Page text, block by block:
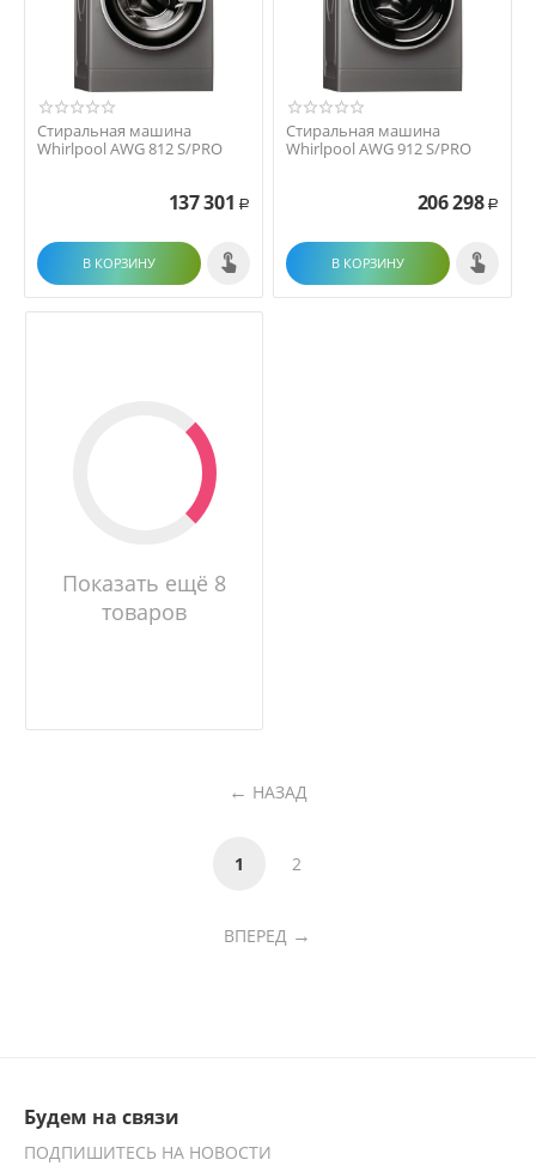
Стиральная машина
Whirlpool AWG 812 S/PRO
137 301 Р
В КОРЗИНУ
Стиральная машина
Whirlpool AWG 912 S/PRO
206 298 Р
В КОРЗИНУ
Показать ещё 8
товаров
НАЗАД
1 2
ВПЕРЕД
Будем на связи
ПОДПИШИТЕСЬ НА НОВОСТИ